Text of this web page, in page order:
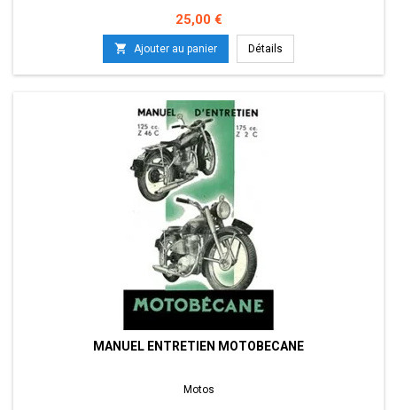
Prix
25,00 €
 Ajouter au panier Détails
MANUEL ENTRETIEN MOTOBECANE
Motos